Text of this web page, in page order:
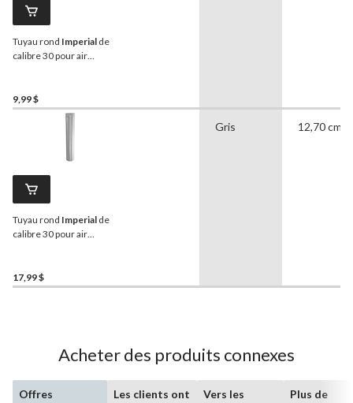
Tuyau rond Imperial de
calibre 30 pour air
diamètre, 18 po de
longueur
9,99 $
Tuyau rond Imperial de
calibre 30 pour air
diamètre, 30 po de
longueur
17,99 $
Gris 12,70 cm
Acheter des produits connexes
Offres Les clients ont Vers les Plus de